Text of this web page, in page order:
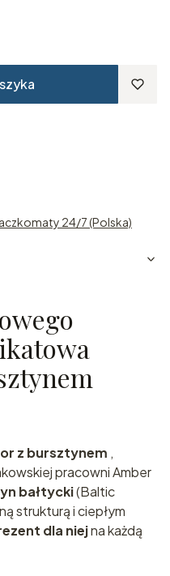
24/7 (Polska)
z bursztynem ,
pracowni Amber
bałtycki(Baltic
strukturą i ciepłym
dla niejna każdą